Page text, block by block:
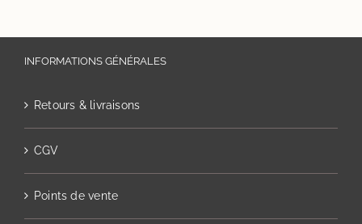
INFORMATIONS GÉNÉRALES
Retours & livraisons
CGV
Points de vente